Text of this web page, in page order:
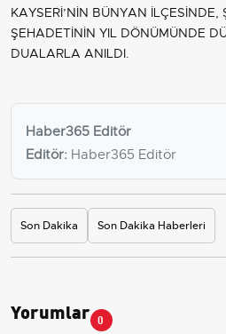
KAYSERİ’NİN BÜNYAN İLÇESİNDE,
ŞEHADETİNİN YIL DÖNÜMÜNDE
DUALARLA ANILDI.
Haber365 Editör
Editör: Haber365 Editör
Son Dakika Son Dakika Haberleri
Yorumlar 0